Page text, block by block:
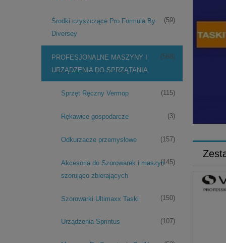
Środki czyszczące Pro Formula By
Diversey
(59)
PROFESJONALNE MASZYNY I
URZĄDZENIA DO SPRZĄTANIA
(568)
Sprzęt Ręczny Vermop (115)
Rękawice gospodarcze (3)
Odkurzacze przemysłowe (157)
Akcesoria do Szorowarek i maszyn
szorująco zbierających
(145)
Szorowarki Ultimaxx Taski (150)
Urządzenia Sprintus (107)